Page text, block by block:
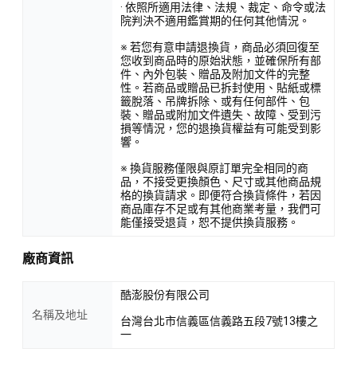
· 依照所適用法律、法規、裁定、命令或法
院判決不適用鑑賞期的任何其他情況。
※ 若您有意申請退換貨，商品必須回復至
您收到商品時的原始狀態，並確保所有部
件、內外包裝、贈品及附加文件的完整
性。若商品或贈品已拆封使用、貼紙或標
籤脫落、吊牌拆除、或有任何部件、包
裝、贈品或附加文件遺失、故障、受到污
損等情況，您的退換貨權益有可能受到影
響。
※ 換貨服務僅限與原訂單完全相同的商
品，不接受更換顏色、尺寸或其他商品規
格的換貨請求。即便符合換貨條件，若因
商品庫存不足或有其他商業考量，我們可
能僅接受退貨，恕不提供換貨服務。
廠商資訊
名稱及地址
酷澎股份有限公司
台灣台北市信義區信義路五段7號13樓之
一